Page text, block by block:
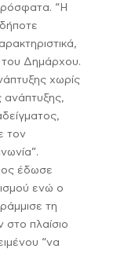
“Η
του Δημάρχου.
χωρίς
ανάπτυξης,
τον
έδωσε
ενώ ο
τη
πλαίσιο
“να